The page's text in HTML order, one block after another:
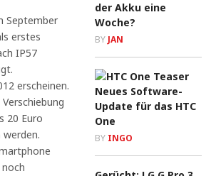
September
erstes
IP57
erscheinen.
20 Euro
der Akku eine
Woche?
BY JAN
Neues Software-
Update für das HTC
One
BY INGO